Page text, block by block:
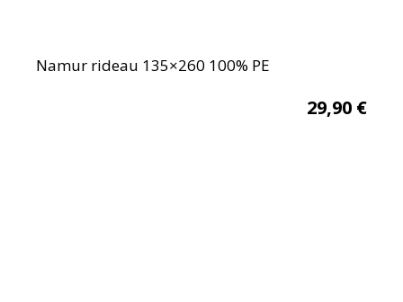
Namur rideau 135×260 100% PE
29,90 €